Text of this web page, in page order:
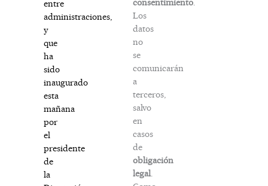
entre
administraciones,
y
que
ha
sido
inaugurado
esta
mañana
por
el
presidente
de
la
Los
datos
no
se
comunicarán
a
terceros,
salvo
en
casos
de
obligación
legal.